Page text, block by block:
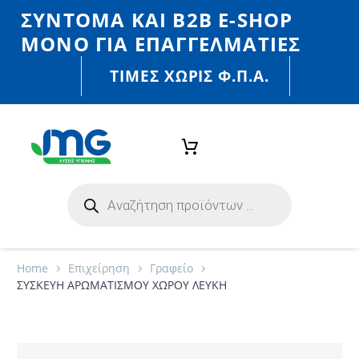
ΣΎΝΤΟΜΑ ΚΑΙ Β2Β E-SHOP
MONO ΓΙΑ ΕΠΑΓΓΕΛΜΑΤΊΕΣ
ΤΙΜΈΣ ΧΩΡΙΣ Φ.Π.Α.
Home Eπιχείρηση
Γραφείο
ΣΥΣΚΕΥΗ ΑΡΩΜΑΤΙΣΜΟΥ ΧΩΡΟΥ ΛΕΥΚΗ